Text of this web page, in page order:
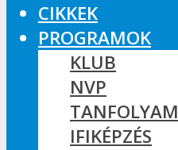
CIKKEK
PROGRAMOK
KLUB
NVP
TANFOLYAM
IFIKÉPZÉS